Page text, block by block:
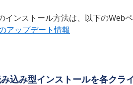
インストール方法は、以下のWeb
アップデート情報
み込み型インストールを各クラ